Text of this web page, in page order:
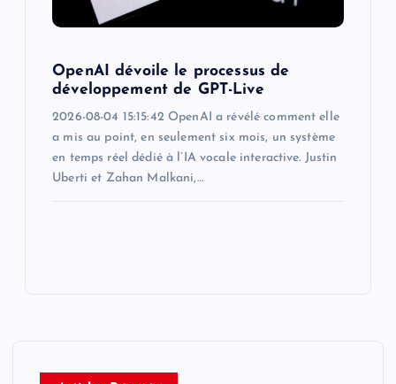
OpenAI dévoile le processus de
développement de GPT-Live
2026-08-04 15:15:42 OpenAI a révélé comment elle
a mis au point, en seulement six mois, un système
en temps réel dédié à l’IA vocale interactive. Justin
Uberti et Zahan Malkani,…